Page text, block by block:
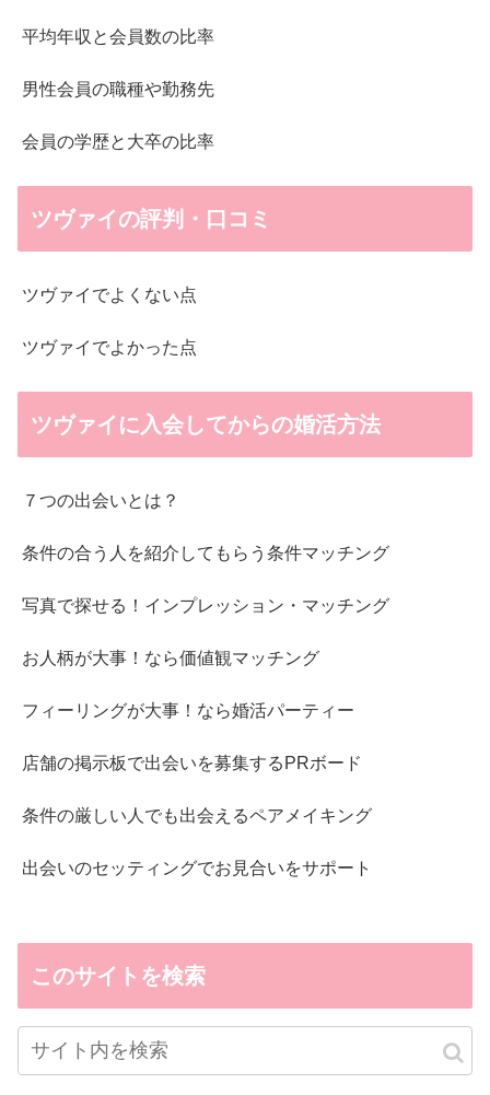
平均年収と会員数の比率
男性会員の職種や勤務先
会員の学歴と大卒の比率
ツヴァイの評判・口コミ
ツヴァイでよくない点
ツヴァイでよかった点
ツヴァイに入会してからの婚活方法
７つの出会いとは？
条件の合う人を紹介してもらう条件マッチング
写真で探せる！インプレッション・マッチング
お人柄が大事！なら価値観マッチング
フィーリングが大事！なら婚活パーティー
店舗の掲示板で出会いを募集するPRボード
条件の厳しい人でも出会えるペアメイキング
出会いのセッティングでお見合いをサポート
このサイトを検索